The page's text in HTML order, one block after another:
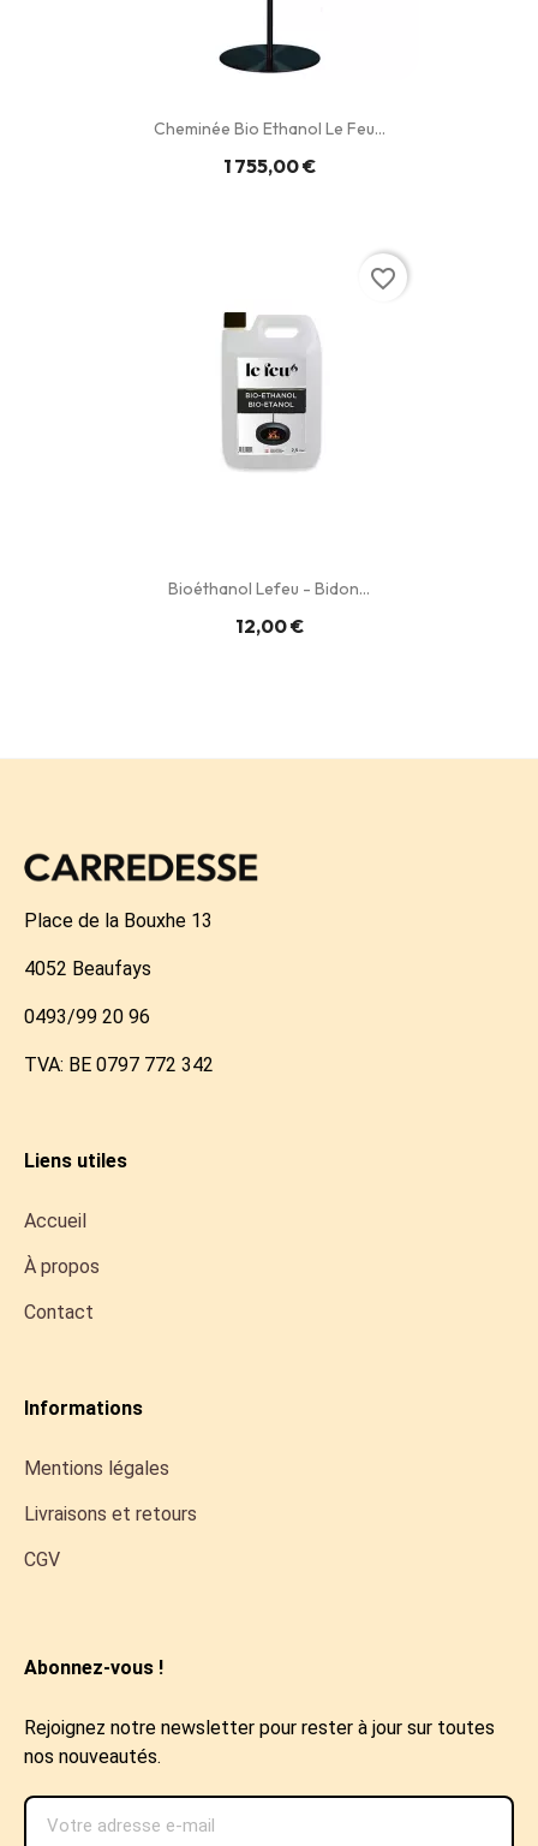
Cheminée Bio Ethanol Le Feu...
1 755,00 €
Bioéthanol Lefeu - Bidon...
12,00 €
favorite_border
Place de la Bouxhe 13
4052 Beaufays
0493/99 20 96
TVA: BE 0797 772 342
Liens utiles
Accueil
À propos
Contact
Informations
Mentions légales
Livraisons et retours
CGV
Abonnez-vous !
Rejoignez notre newsletter pour rester à jour sur toutes
nos nouveautés.